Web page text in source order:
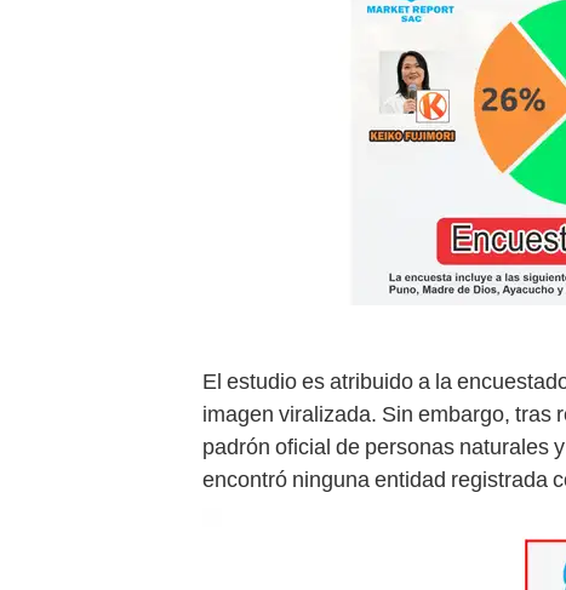
El estudio es atribuido a la
imagen viralizada. Sin embargo, tras
padrón oficial de personas naturales
encontró ninguna entidad registrada